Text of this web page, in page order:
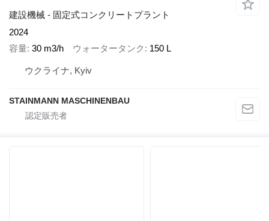
建設機械 - 固定式コンクリートプラント
2024
容量 30 m3/h ウォータータンク 150 L
ウクライナ, Kyiv
STAINMANN MASCHINENBAU